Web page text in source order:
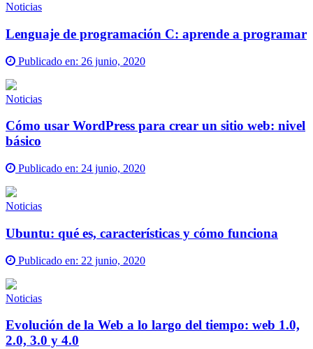
Noticias
Lenguaje de programación C: aprende a programar
Publicado en: 26 junio, 2020
Noticias
Cómo usar WordPress para crear un sitio web: nivel
básico
Publicado en: 24 junio, 2020
Noticias
Ubuntu: qué es, características y cómo funciona
Publicado en: 22 junio, 2020
Noticias
Evolución de la Web a lo largo del tiempo: web 1.0,
2.0, 3.0 y 4.0